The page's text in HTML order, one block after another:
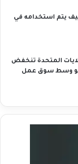
يتم استخدامه في
المتحدة تنخفض
وسط سوق عمل